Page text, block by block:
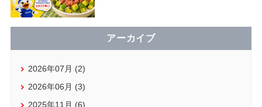
アーカイブ
2026年07月 (2)
2026年06月 (3)
2025年11月 (6)